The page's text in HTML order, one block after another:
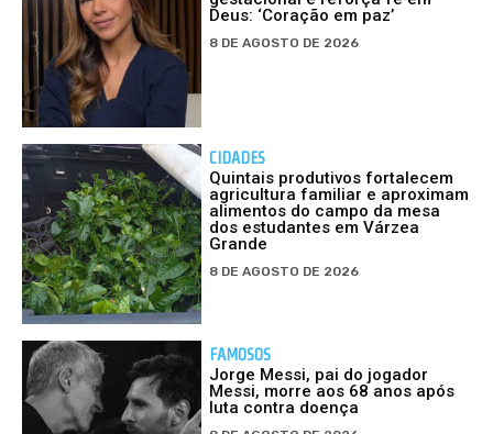
Deus: ‘Coração em paz’
8 DE AGOSTO DE 2026
CIDADES
Quintais produtivos fortalecem
agricultura familiar e aproximam
alimentos do campo da mesa
dos estudantes em Várzea
Grande
8 DE AGOSTO DE 2026
FAMOSOS
Jorge Messi, pai do jogador
Messi, morre aos 68 anos após
luta contra doença